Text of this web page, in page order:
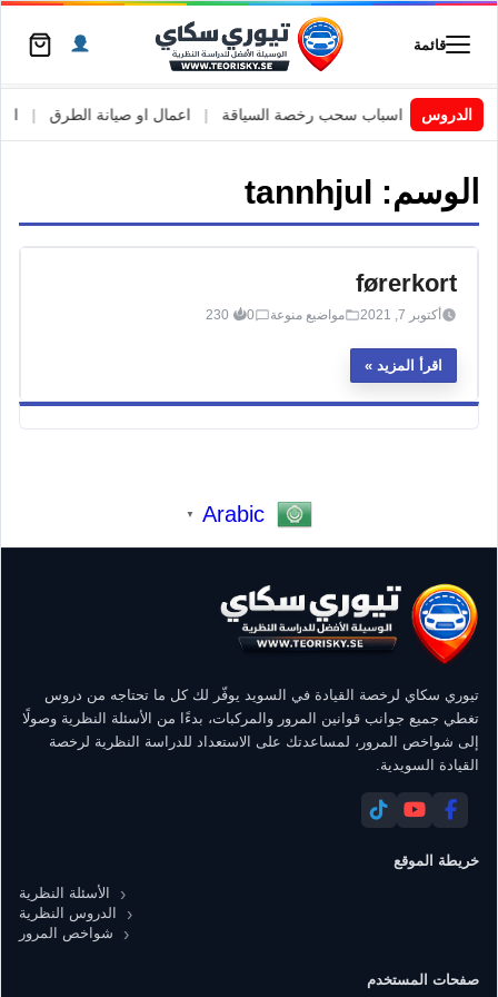
قائمة
الدروسالسويد | اسباب سحب رخصة السياقة اعمال او صيانة الطرق
الوسم: tannhjul
førerkort
أكتوبر 7, 2021 مواضيع منوعة 0
230
اقرأ المزيد
Arabic
▼
تيوري سكاي لرخصة القيادة في السويد يوفّر لك كل ما تحتاجه من دروس
تغطي جميع جوانب قوانين المرور والمركبات، بدءًا من الأسئلة النظرية وصولًا
إلى شواخص المرور، لمساعدتك على الاستعداد للدراسة النظرية لرخصة
القيادة السويدية.
خريطة الموقع
الأسئلة النظرية
الدروس النظرية
شواخص المرور
صفحات المستخدم